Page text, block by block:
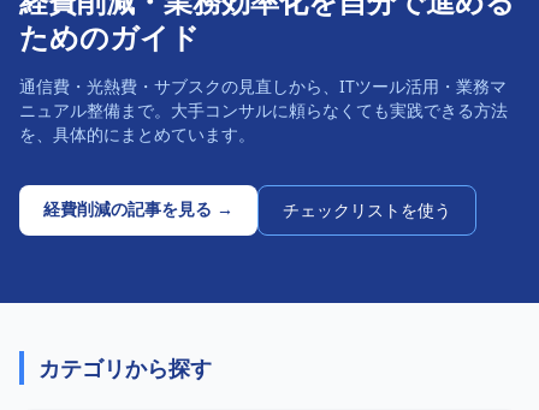
ためのガイド
通信費・光熱費・サブスクの見直しから、ITツール活用・業務マ
ニュアル整備まで。大手コンサルに頼らなくても実践できる方法
を、具体的にまとめています。
経費削減の記事を見る → チェックリストを使う
カテゴリから探す